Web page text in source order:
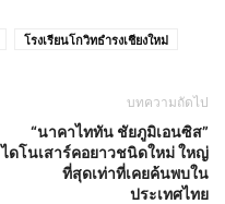
โรงเรียนโกวิทธำรงเชียงใหม่
บทความถัดไป
“นาคาไททัน ชัยภูมิเอนซิส”
ไดโนเสาร์คอยาวชนิดใหม่ ใหญ่
ที่สุดเท่าที่เคยค้นพบใน
ประเทศไทย